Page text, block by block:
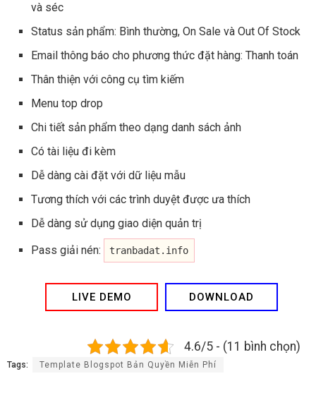
và séc
Status sản phẩm: Bình thường, On Sale và Out Of Stock
Email thông báo cho phương thức đặt hàng: Thanh toán
Thân thiện với công cụ tìm kiếm
Menu top drop
Chi tiết sản phẩm theo dạng danh sách ảnh
Có tài liệu đi kèm
Dễ dàng cài đặt với dữ liệu mẫu
Tương thích với các trình duyệt được ưa thích
Dễ dàng sử dụng giao diện quản trị
Pass giải nén:
tranbadat.info
LIVE DEMO DOWNLOAD
4.6/5 - (11 bình chọn)
Tags: Template Blogspot Bản Quyền Miễn Phí